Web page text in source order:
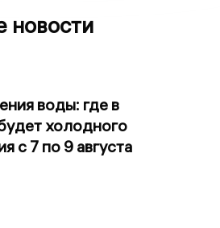
новости
воды: где в
холодного
с 7 по 9 августа